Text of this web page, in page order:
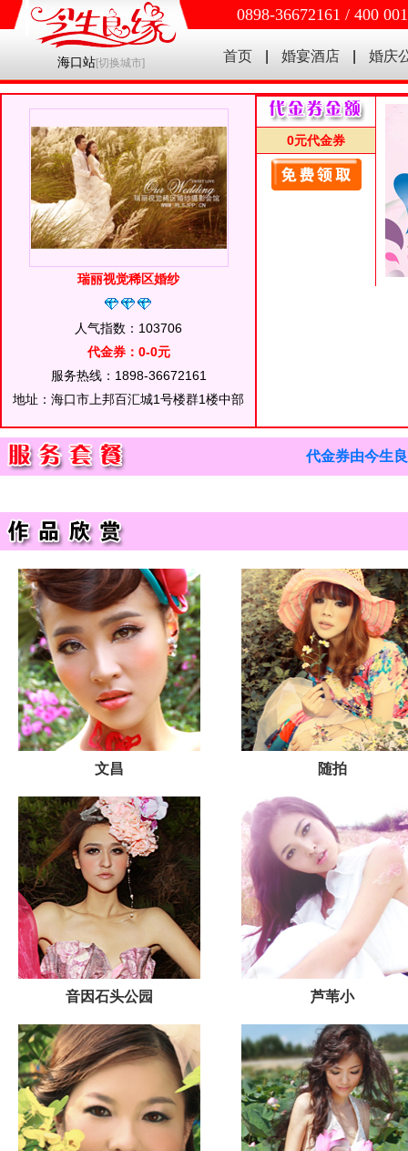
海口站[切换城市]
0898-36672161 / 400
首页 婚宴酒店 婚庆
瑞丽视觉稀区婚纱
人气指数：103706
代金券：0-0元
服务热线：1898-36672161
地址：海口市上邦百汇城1号楼群1楼中部
0元代金券
代金券由今生
文昌 随拍
音因石头公园 芦苇小